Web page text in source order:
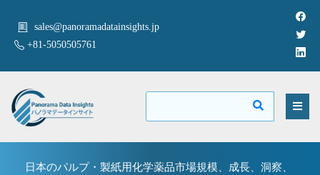
sales@panoramadatainsights.jp
+81-5050505761
日本のパルプ・製紙用化学薬品市場規模、成長、洞察、